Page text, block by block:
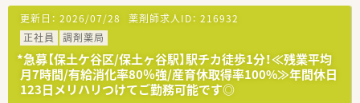
【募集背景と求める人物像について】
■欠員補充に伴う募集ですが、将来的な管理薬剤師候補として活
躍できる意欲的な方を歓迎しています。
■自身の業務領域に捉われず、店舗運営に関わるあらゆる業務へ
主体的に取り組める方を求めています。
■社内外での円滑なコミュニケーションを大切にし、組織の潤滑
油として機能する方が適任と言えます。
更新日： 2026/07/28 薬剤師求人ID： 216932
正社員
調剤薬局
*急募【保土ケ谷区/保土ヶ谷駅】駅チカ徒歩1分！≪残業平均
月7時間/有給消化率80％強/産育休取得率100%≫年間休日
123日メリハリつけてご勤務可能です◎